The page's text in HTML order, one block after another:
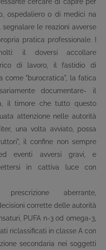
ospedaliero o di medici na
le reazioni avverse
pratica professionale. I
il doversi accollare
di lavoro, il fastidio di
come "burocratica", la fatica
documentare- il
il timore che tutto questo
attenzione nelle autorità
una volta avviato, possa
il confine non sempre
eventi avversi gravi, e
in cattiva luce con
aberrante,
corrette delle autorità
PUFA n-3 od omega-3,
riclassificati in classe A con
secondaria nei soggetti